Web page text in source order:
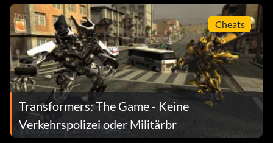
Cheats
Transformers: The Game - Keine
Verkehrspolizei oder Militärbr